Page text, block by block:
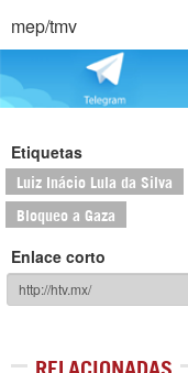
mep/tmv
Etiquetas
Luiz Inácio Lula da Silva
Bloqueo a Gaza
Enlace corto
RELACIONADAS